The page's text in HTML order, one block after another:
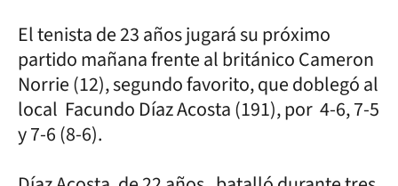
El tenista de 23 años jugará su próximo
partido mañana frente al británico Cameron
Norrie (12), segundo favorito, que doblegó al
local Facundo Díaz Acosta (191), por 4-6, 7-5
y 7-6 (8-6).